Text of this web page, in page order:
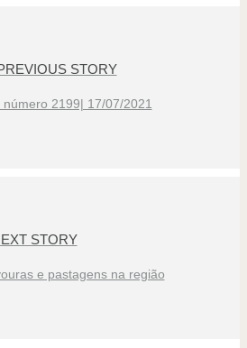
STORY
número 2199| 17/07/2021
STORY
e pastagens na região